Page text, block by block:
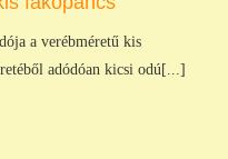
a verébméretű kis
adódóan kicsi odú[...]